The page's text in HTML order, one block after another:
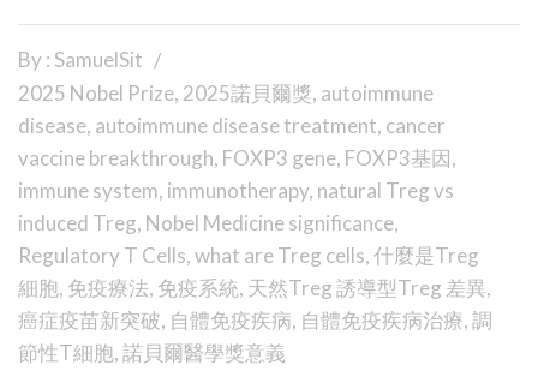
By : SamuelSit
2025 Nobel Prize, 2025諾貝爾獎, autoimmune
disease, autoimmune disease treatment, cancer
vaccine breakthrough, FOXP3 gene, FOXP3基因,
immune system, immunotherapy, natural Treg vs
induced Treg, Nobel Medicine significance,
Regulatory T Cells,what are Treg cells,什麼是Treg
細胞, 免疫療法, 免疫系統, 天然Treg 誘導型Treg 差異,
癌症疫苗新突破, 自體免疫疾病, 自體免疫疾病治療,調
節性T細胞,諾貝爾醫學獎意義